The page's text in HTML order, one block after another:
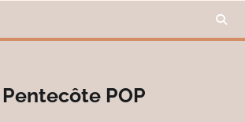
POP